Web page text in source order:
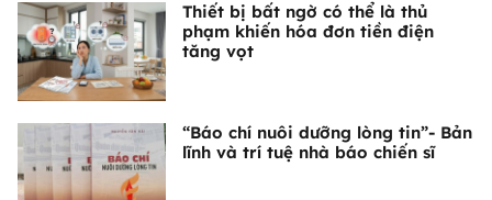
Thiết bị bất ngờ có thể là thủ
phạm khiến hóa đơn tiền điện
tăng vọt
“Báo chí nuôi dưỡng lòng tin”- Bản
lĩnh và trí tuệ nhà báo chiến sĩ